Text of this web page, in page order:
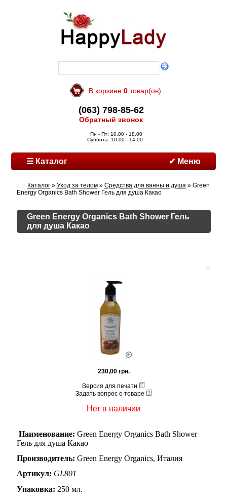
В корзине 0 товар(ов)
(063) 798-85-62
Обратный звонок
Пн - Пт: 10.00 - 18.00
Суббота: 10.00 - 14.00
☰ Каталог ✔ Меню
Каталог» Уход за телом» Средства для ванны и душа» Green
Energy Organics Bath Shower Гель для душа Какао
Green Energy Organics Bath Shower Гель
для душа Какао
230,00 грн.
Версия для печати
Задать вопрос о товаре
Нет в наличии
Наименование: Green Energy Organics Bath Shower
Гель для душа Какао
Производитель: Green Energy Organics, Италия
Артикул: GL801
Упаковка: 250 мл.